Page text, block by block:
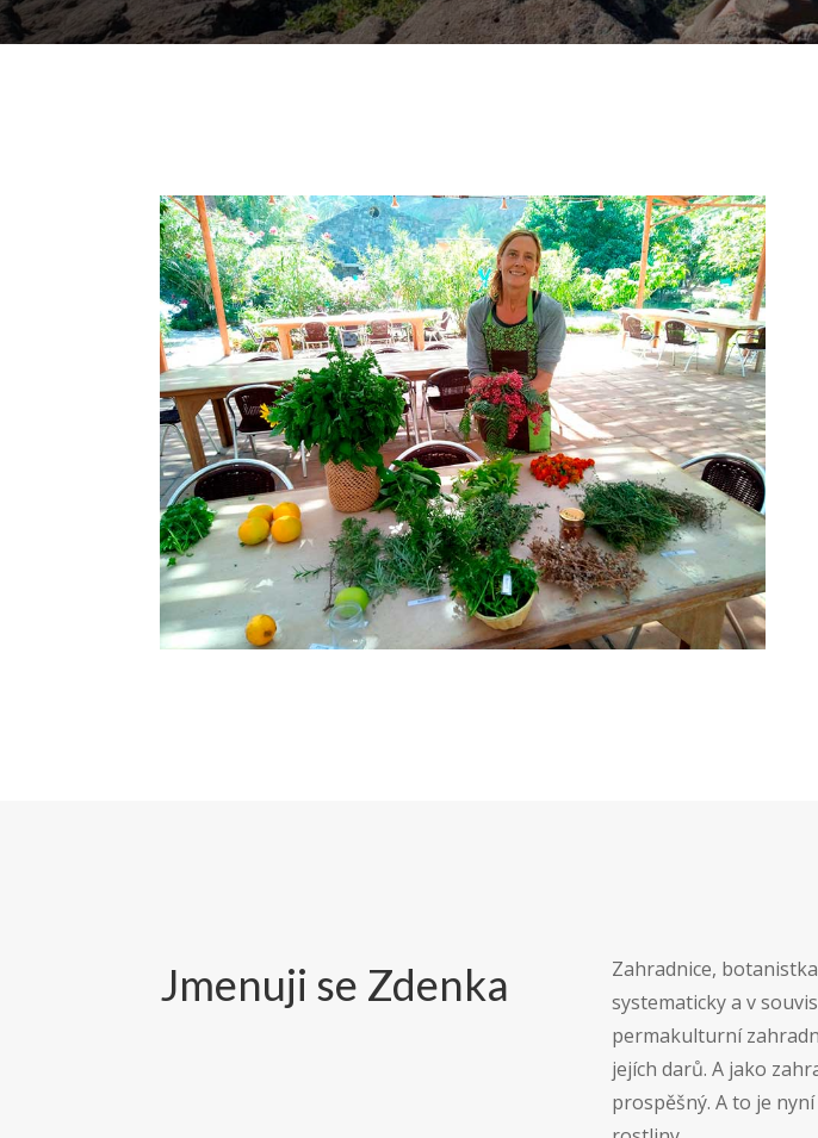
Jmenuji se Zdenka
Zahradnice,
systematicky a v
permakulturní
jejích darů. A jako
prospěšný. A to je